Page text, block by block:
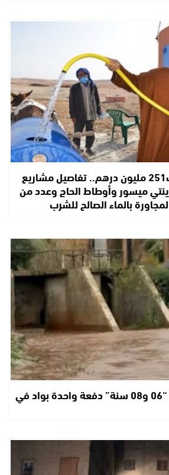
بغلاف مالي يقدر ب251 مليون درهم.. تفاصيل مشاريع
ميسور وأوطاط الحاج وعدد من
بالماء الصالح للشرب
تازة : غرق شقيقين “06 و08 سنة” دفعة واحدة بواد في